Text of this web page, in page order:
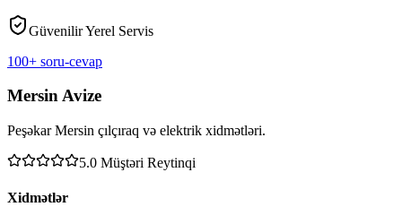
Güvenilir Yerel Servis
100+ soru-cevap
Mersin Avize
Peşəkar Mersin çılçıraq və elektrik xidmətləri.
5.0 Müştəri Reytinqi
Xidmətlər